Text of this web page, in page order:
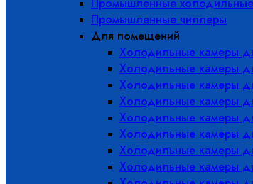
Промышленные чиллеры
Для помещений
Холодильные камеры
Холодильные камеры
Холодильные камеры
Холодильные камеры
Холодильные камеры
Холодильные камеры
Холодильные камеры
Холодильные камеры